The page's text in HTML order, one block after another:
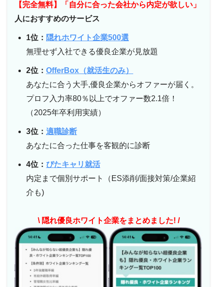
【完全無料】「自分に合った会社から内定が欲しい」
人におすすめのサービス
1位： 隠れホワイト企業500選
無理せず入社できる優良企業が見放題
2位： OfferBox（就活生のみ）
あなたに合う大手,優良企業からオファーが届く。
プロフ入力率80％以上でオファー数2.1倍！
（2025年卒利用実績）
3位： 適職診断
あなたに合った仕事を客観的に診断
4位： ぴたキャリ就活
内定まで個別サポート（ES添削/面接対策/企業紹
介も)
\ 隠れ優良ホワイト企業をまとめました! /